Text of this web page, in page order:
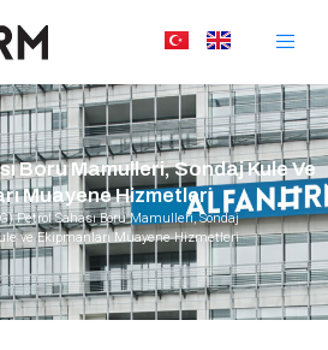
Boru Mamulleri, Sondaj Kule Ve
Muayene Hizmetleri
Petrol Sahası Boru Mamulleri, Sondaj
ve Ekipmanları Muayene Hizmetleri